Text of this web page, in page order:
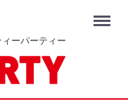
ーパーティー
Menu